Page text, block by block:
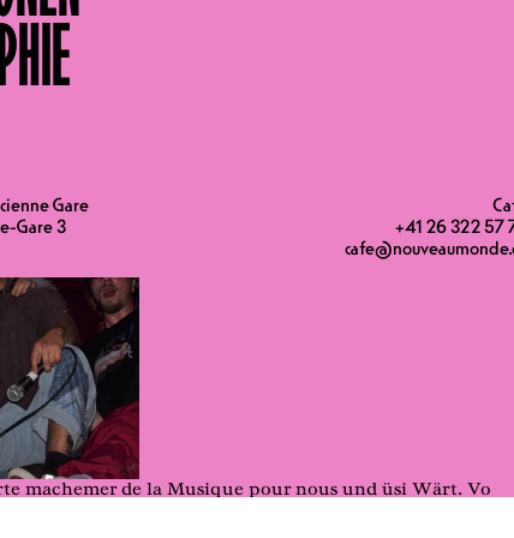
Gare
Gare 3
+41 26 322 57
machemer de la Musique pour nous und üsi Wärt. Vo